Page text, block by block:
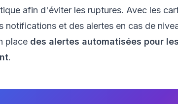
afin d'éviter les ruptures. Avec les
notifications et des alertes en cas de
place des alertes automatisées pour
.